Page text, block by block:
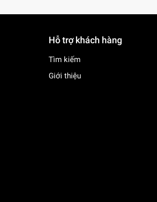
Hỗ trợ khách hàng
Tìm kiếm
Giới thiệu